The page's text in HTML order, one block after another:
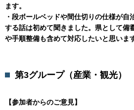
ます。
・段ボールベッドや間仕切りの仕様が自
する話は初めて聞きました。県として備
や手順整備も含めて対応したいと思います
第3グループ（産業・観光）
【参加者からのご意見】